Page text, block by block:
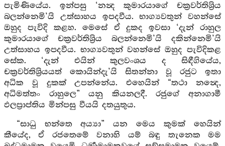
පැමිණියේය. ඉන්පසු ‘නන්‍ද කුමාරයාගේ චක්‍රවර්තිශ්‍රිය
බලන්නෙමි’යි උත්සාහය ඉපදවීය. භාග්‍යවතුන් වහන්සේ
ඔහුද පැවිදි කළහ. මෙසේ ඒ දුකද ඉවසා ‘දැන් රාහුල
කුමාරයාගේ චක්‍රවර්තිශ්‍රිය බලන්නෙමි’යි දකින්නෙමි’යි
උත්සාහය ඉපදවීය. භාග්‍යවතුන් වහන්සේ ඔහුද පැවිදිකළ
සේක. ‘දැන් එයින් කුලවංශය ද සිඳීගියේය,
චක්‍රවර්තිශ්‍රියයත් කොයින්දැ’යි සිතන්නා වූ රජුට ඉතා
අධික වූ දුකක් උපන්නේය. එහෙයින් “තථා නන්‍දෙ,
අධිමත්තං රාහුලෙ” යනු කියනලදී. රජුගේ අනාගාමී
ඵලප්‍රාප්තිය මින්පසු වීයයි දතයුතුය.
“සාධු භන්තෙ අය්‍යා” යන මෙය කුමක් හෙයින්
කීයේද, ඒ රජතෙමේ වනාහි යම් බඳු තැනෙක මම